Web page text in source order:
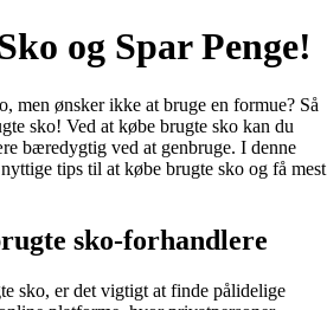
og Spar Penge!
men ønsker ikke at bruge en formue? Så
sko! Ved at købe brugte sko kan du
bæredygtig ved at genbruge. I denne
tips til at købe brugte sko og få mest
sko-forhandlere
sko, er det vigtigt at finde pålidelige